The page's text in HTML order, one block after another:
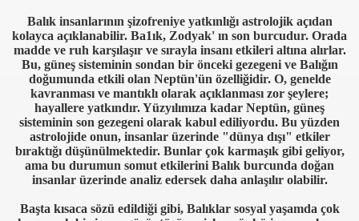
Balık insanlarının şizofreniye yatkınlığı astrolojik açıdan
kolayca açıklanabilir. Ba1ık, Zodyak' ın son burcudur. Orada
madde ve ruh karşılaşır ve sırayla insanı etkileri altına alırlar.
Bu, güneş sisteminin sondan bir önceki gezegeni ve Balığın
doğumunda etkili olan Neptün'ün özelliğidir. O, genelde
kavranması ve mantıklı olarak açıklanması zor şeylere;
hayallere yatkındır. Yüzyılımıza kadar Neptün, güneş
sisteminin son gezegeni olarak kabul ediliyordu. Bu yüzden
astrolojide onun, insanlar üzerinde "dünya dışı" etkiler
bıraktığı düşünülmektedir. Bunlar çok karmaşık gibi geliyor,
ama bu durumun somut etkilerini Balık burcunda doğan
insanlar üzerinde analiz edersek daha anlaşılır olabilir.
Başta kısaca sözü edildiği gibi, Balıklar sosyal yaşamda çok